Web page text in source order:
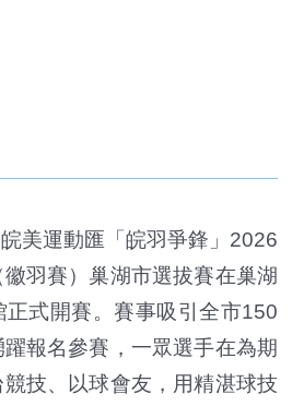
美運動匯「皖羽爭鋒」2026
羽賽）巢湖市選拔賽在巢湖
式開賽。賽事吸引全市150
報名參賽，一眾選手在為期
技、以球會友，用精湛球技